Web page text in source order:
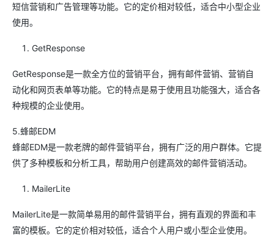
短信营销和广告管理等功能。它的定价相对较低，适合中小型企业
使用。
GetResponse
GetResponse是一款全方位的营销平台，拥有邮件营销、营销自
动化和网页表单等功能。它的特点是易于使用且功能强大，适合各
种规模的企业使用。
5.蜂邮EDM
蜂邮EDM是一款老牌的邮件营销平台，拥有广泛的用户群体。它提
供了多种模板和分析工具，帮助用户创建高效的邮件营销活动。
MailerLite
MailerLite是一款简单易用的邮件营销平台，拥有直观的界面和丰
富的模板。它的定价相对较低，适合个人用户或小型企业使用。